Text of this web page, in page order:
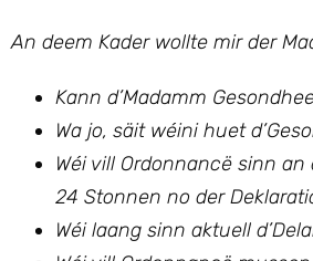
An deem Kader wollte mir der
Kann d’Madamm
Wa jo, säit wéini huet
Wéi vill Ordonnancë sinn
24 Stonnen no der
Wéi laang sinn aktuell